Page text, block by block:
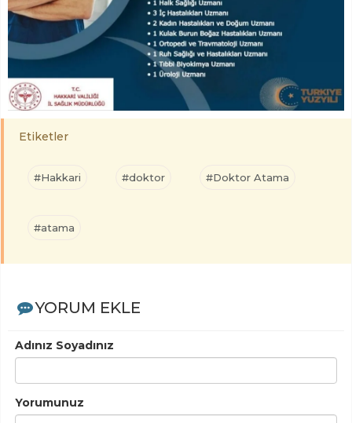
Etiketler
#Hakkari #doktor #Doktor Atama
#atama
YORUM EKLE
Adınız Soyadınız
Yorumunuz